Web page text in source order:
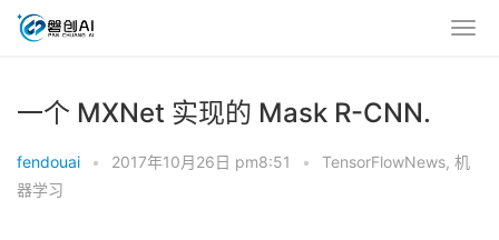
一个 MXNet 实现的 Mask R-CNN.
fendouai • 2017年10月26日 pm8:51 • TensorFlowNews, 机
器学习